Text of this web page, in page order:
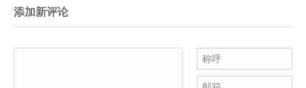
添加新评论
称呼